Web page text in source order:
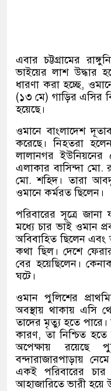
এবার চট্টগ্রামের
ভাইয়ের লাশ উদ্ধার
ধারণা করা হচ্ছে,
(১৩ মে) গাড়ির এসির
হয়েছে।
ওমানে বাংলাদেশ
করেছে। নিহতরা
লালানগর ইউনিয়নের
এলাকার বাসিন্দা
মো. শহিদ। তারা
ওমানে কর্মরত ছিলেন।
পরিবারের সূত্রে
মধ্যে চার ভাই ওমান
অবিবাহিত ছিলেন
কথা ছিল। দেশে
বের হয়েছিলেন।
ঘটে।
ওমান পুলিশের
অবস্থায় থাকায় এসি
তাদের মৃত্যু হতে
কারণ, তা নিশ্চিত
অপেক্ষায় রয়েছে
বন্দারাজারপাড়ায়
একই পরিবারের চার
আহাজারিতে ভারী হয়ে